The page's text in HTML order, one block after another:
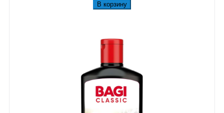
В корзину